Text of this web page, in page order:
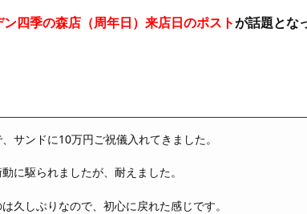
四季の森店（周年日）来店日のポストが話題とな
サンドに10万円ご祝儀入れてきました。
に駆られましたが、耐えました。
久しぶりなので、初心に戻れた感じです。